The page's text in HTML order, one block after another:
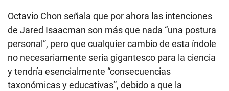
Octavio Chon señala que por ahora las intenciones
de Jared Isaacman son más que nada “una postura
personal”, pero que cualquier cambio de esta índole
no necesariamente sería gigantesco para la ciencia
y tendría esencialmente “consecuencias
taxonómicas y educativas”, debido a que la